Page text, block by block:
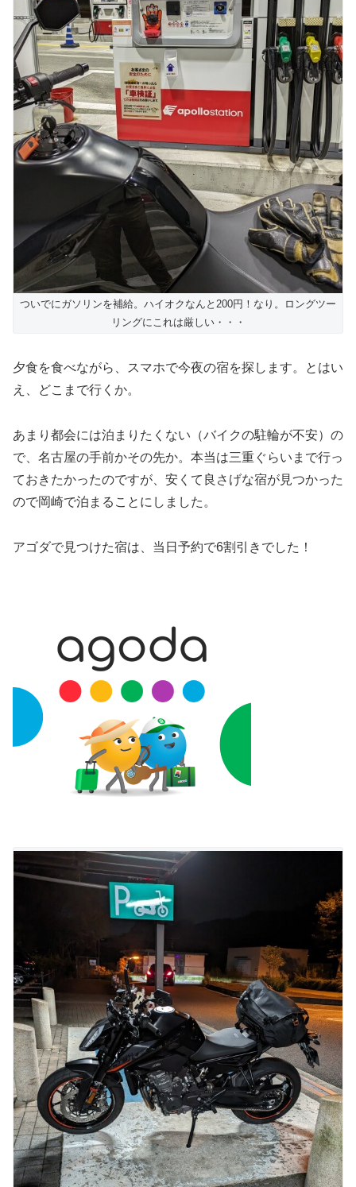
ついでにガソリンを補給。ハイオクなんと200円！なり。ロングツー
リングにこれは厳しい・・・
夕食を食べながら、スマホで今夜の宿を探します。とはい
え、どこまで行くか。
あまり都会には泊まりたくない（バイクの駐輪が不安）の
で、名古屋の手前かその先か。本当は三重ぐらいまで行っ
ておきたかったのですが、安くて良さげな宿が見つかった
ので岡崎で泊まることにしました。
アゴダで見つけた宿は、当日予約で6割引きでした！